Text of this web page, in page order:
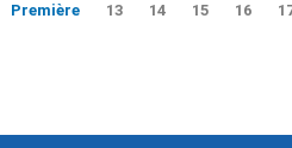
Première 13 14 15 16